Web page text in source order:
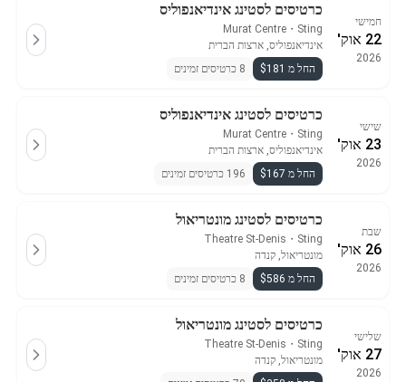
חמישי
22 אוק'
2026
כרטיסים לסטינג אינדיאנפוליס
Sting
・
Murat Centre
אינדיאנפוליס, ארצות הברית
החל מ $181
8 כרטיסים זמינים
שישי
23 אוק'
2026
כרטיסים לסטינג אינדיאנפוליס
Sting
・
Murat Centre
אינדיאנפוליס, ארצות הברית
החל מ $167
196 כרטיסים זמינים
שבת
26 אוק'
2026
כרטיסים לסטינג מונטריאול
Sting
・
Theatre St-Denis
מונטריאול, קנדה
החל מ $586
8 כרטיסים זמינים
שלישי
27 אוק'
2026
כרטיסים לסטינג מונטריאול
Sting
・
Theatre St-Denis
מונטריאול, קנדה